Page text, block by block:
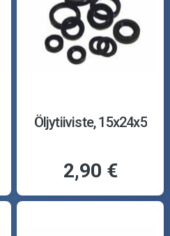
Öljytiiviste, 15x24x5
2,90 €